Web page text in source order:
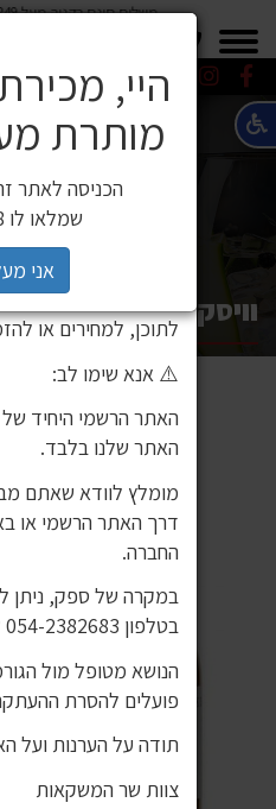
משלוח חינם בקניה מעל 249 ש"ח (*בכפוף
וויסקי יפני אקאשי וויט
⚠️ הודעה חשובה
לאחרונה זיהינו כי
בהם שימוש ללא
שייך לחברת שר
לתוכן, למחירים או
⚠️ אנא שימו לב:
האתר הרשמי היחיד
האתר שלנו בלבד.
מומלץ לוודא שאתם
דרך האתר הרשמי או
החברה.
במקרה של ספק, ניתן
בטלפון 054-2382683 לפני ביצוע הזמנה.
הנושא מטופל מול
פועלים להסרת
תודה על הערנות ועל
צוות שר המשקאות
היי,
מותרת מעל
הכניסה לאתר
שמלאו לו 18 שנים.
אני מעל